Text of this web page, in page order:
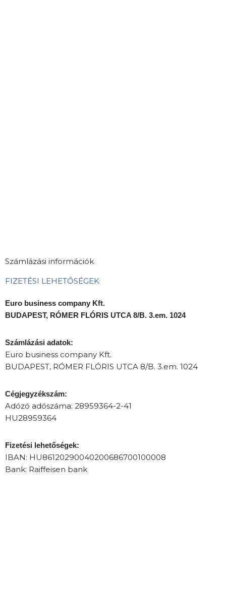
Számlázási információk
FIZETÉSI LEHETŐSÉGEK
Euro business company Kft.
BUDAPEST, RÓMER FLÓRIS UTCA 8/B. 3.em. 1024
Számlázási adatok:
Euro business company Kft.
BUDAPEST, RÓMER FLÓRIS UTCA 8/B. 3.em. 1024
Cégjegyzékszám:
Adózó adószáma: 28959364-2-41
HU28959364
Fizetési lehetőségek:
IBAN: HU86120290040200686700100008
Bank: Raiffeisen bank